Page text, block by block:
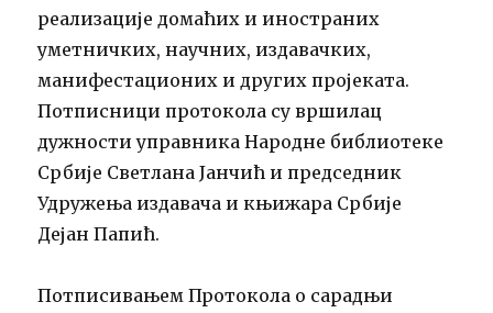
реализације домаћих и иностраних
уметничких, научних, издавачких,
манифестационих и других пројеката.
Потписници протокола су вршилац
дужности управника Народне библиотеке
Србије Светлана Јанчић и председник
Удружења издавача и књижара Србије
Дејан Папић.
Потписивањем Протокола о сарадњи